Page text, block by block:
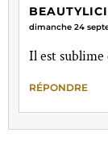
dimanche 24
Il est sublime
RÉPONDRE